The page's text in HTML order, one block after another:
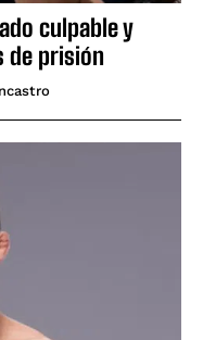
culpable y
de prisión